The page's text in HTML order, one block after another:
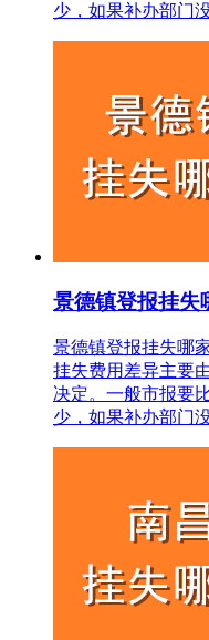
少，如果补办部门
景德镇登报挂失
景德镇登报挂失哪
挂失费用差异主要
决定。一般市报要
少，如果补办部门